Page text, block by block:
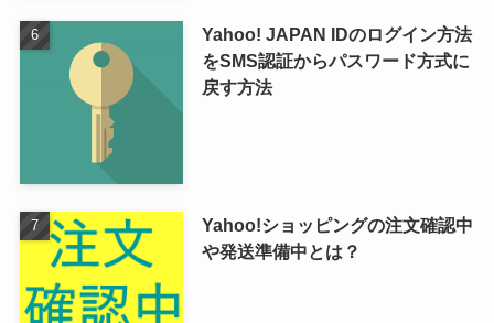
Yahoo! JAPAN IDのログイン方法
をSMS認証からパスワード方式に
戻す方法
Yahoo!ショッピングの注文確認中
や発送準備中とは？